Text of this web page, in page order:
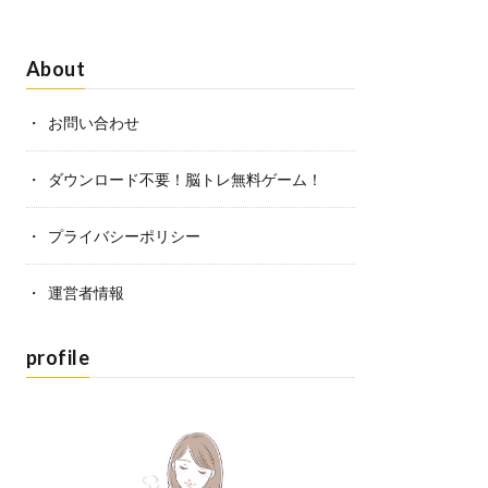
About
お問い合わせ
ダウンロード不要！脳トレ無料ゲーム！
プライバシーポリシー
運営者情報
profile